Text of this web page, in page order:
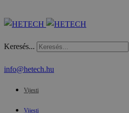
Keresés...
info@hetech.hu
Vijesti
Vijesti